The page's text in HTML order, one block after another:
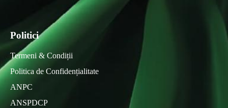
Politici
Termeni & Condiții
Politica de Confidențialitate
ANPC
ANSPDCP